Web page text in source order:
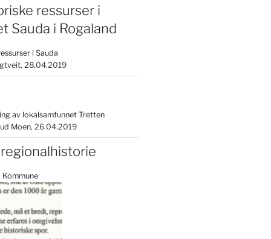
ressurser i
Sauda i Rogaland
i Sauda
28.04.2019
av lokalsamfunnet Tretten
Moen 26.04.2019